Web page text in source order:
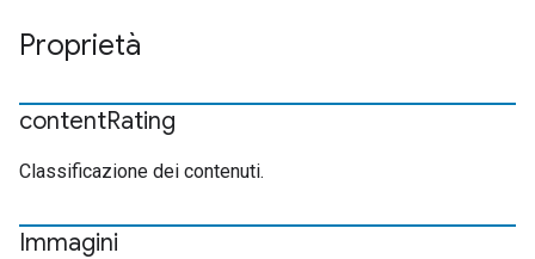
Proprietà
contentRating
Classificazione dei contenuti.
Immagini